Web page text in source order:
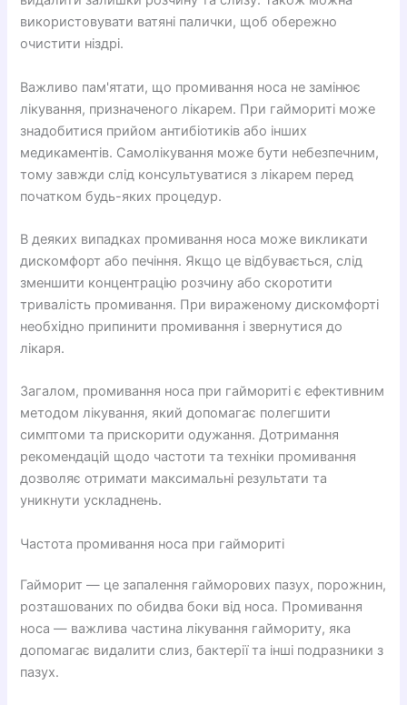
використовувати ватяні палички, щоб обережно
очистити ніздрі.
Важливо пам'ятати, що промивання носа не замінює
лікування, призначеного лікарем. При гаймориті може
знадобитися прийом антибіотиків або інших
медикаментів. Самолікування може бути небезпечним,
тому завжди слід консультуватися з лікарем перед
початком будь-яких процедур.
В деяких випадках промивання носа може викликати
дискомфорт або печіння. Якщо це відбувається, слід
зменшити концентрацію розчину або скоротити
тривалість промивання. При вираженому дискомфорті
необхідно припинити промивання і звернутися до
лікаря.
Загалом, промивання носа при гаймориті є ефективним
методом лікування, який допомагає полегшити
симптоми та прискорити одужання. Дотримання
рекомендацій щодо частоти та техніки промивання
дозволяє отримати максимальні результати та
уникнути ускладнень.
Частота промивання носа при гаймориті
Гайморит — це запалення гайморових пазух, порожнин,
розташованих по обидва боки від носа. Промивання
носа — важлива частина лікування гаймориту, яка
допомагає видалити слиз, бактерії та інші подразники з
пазух.